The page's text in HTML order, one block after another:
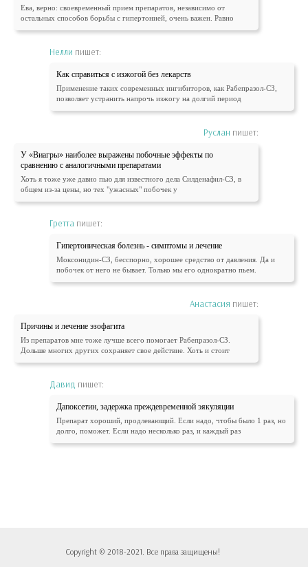
Ева, верно: своевременный прием препаратов, независимо от
остальных способов борьбы с гипертонией, очень важен. Равно
Нелли пишет:
Как справиться с изжогой без лекарств
Применение таких современных ингибиторов, как Рабепразол-СЗ,
позволяет устранить напрочь изжогу на долгий период
Руслан пишет:
У «Виагры» наиболее выражены побочные эффекты по
сравнению с аналогичными препаратами
Хоть я тоже уже давно пью для известного дела Силденафил-СЗ, в
общем из-за цены, но тех "ужасных" побочек у
Гретта пишет:
Гипертоническая болезнь - симптомы и лечение
Моксонидин-СЗ, бесспорно, хорошее средство от давления. Да и
побочек от него не бывает. Только мы его однократно пьем.
Анастасия пишет:
Причины и лечение эзофагита
Из препаратов мне тоже лучше всего помогает Рабепразол-СЗ.
Дольше многих других сохраняет свое действие. Хоть и стоит
Давид пишет:
Дапоксетин, задержка преждевременной эякуляции
Препарат хороший, продлевающий. Если надо, чтобы было 1 раз, но
долго, поможет. Если надо несколько раз, и каждый раз
Copyright © 2018-2021. Все права защищены!